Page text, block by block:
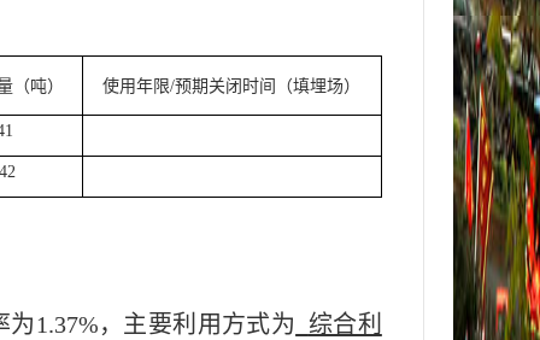
（吨） 使用年限/预期关闭时间（填埋场）
为1.37%，主要利用方式为
综合利